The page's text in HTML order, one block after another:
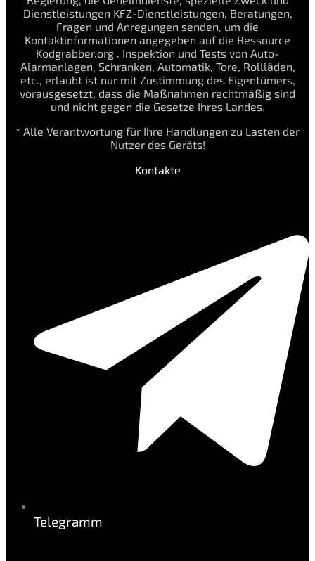
Dienstleistungen KFZ-Dienstleistungen, Beratungen,
Fragen und Anregungen senden, um die
Kontaktinformationen angegeben auf die Ressource
Kodgrabber.org . Inspektion und Tests von Auto-
Alarmanlagen, Schranken, Automatik, Tore, Rollläden,
etc., erlaubt ist nur mit Zustimmung des Eigentümers,
vorausgesetzt, dass die Maßnahmen rechtmäßig sind
und nicht gegen die Gesetze Ihres Landes.
* Alle Verantwortung für Ihre Handlungen zu Lasten der
Nutzer des Geräts!
Kontakte
Telegramm